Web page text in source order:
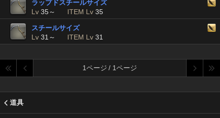
ラップドスチールサイズ
Lv 35～ ITEM Lv 35
スチールサイズ
Lv 31～ ITEM Lv 31
1ページ / 1ページ
道具